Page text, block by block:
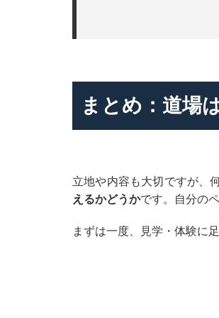
まとめ：道場
立地や内容も大切ですが、
えるかどうかです。自分の
まずは一度、見学・体験に